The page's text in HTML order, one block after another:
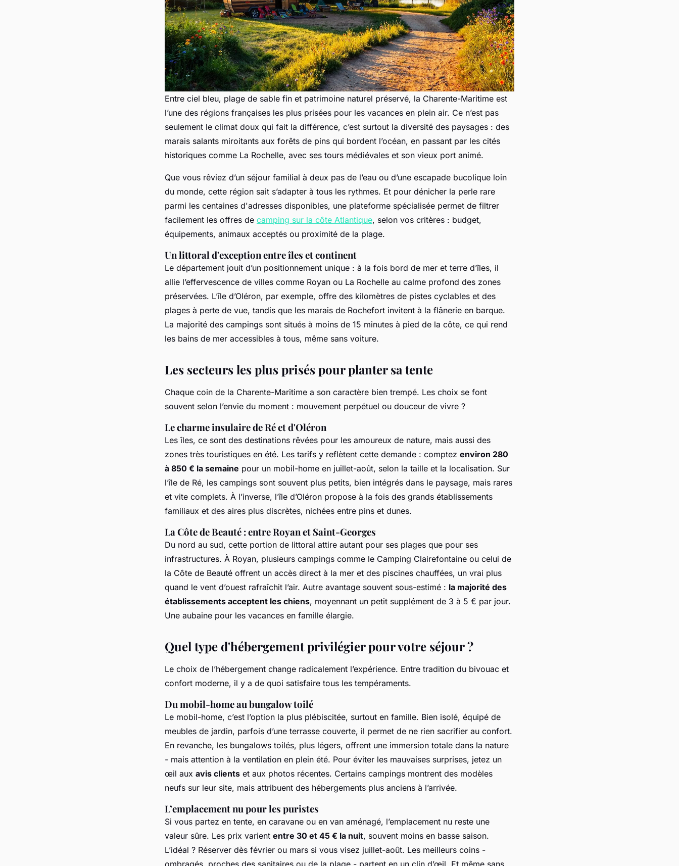
Entre ciel bleu, plage de sable fin et patrimoine naturel préservé, la Charente-Maritime est
l’une des régions françaises les plus prisées pour les vacances en plein air. Ce n’est pas
seulement le climat doux qui fait la différence, c’est surtout la diversité des paysages : des
marais salants miroitants aux forêts de pins qui bordent l’océan, en passant par les cités
historiques comme La Rochelle, avec ses tours médiévales et son vieux port animé.
Que vous rêviez d’un séjour familial à deux pas de l’eau ou d’une escapade bucolique loin
du monde, cette région sait s’adapter à tous les rythmes. Et pour dénicher la perle rare
parmi les centaines d'adresses disponibles, une plateforme spécialisée permet de filtrer
facilement les offres de camping sur la côte Atlantique, selon vos critères : budget,
équipements, animaux acceptés ou proximité de la plage.
Un littoral d'exception entre îles et continent
Le département jouit d’un positionnement unique : à la fois bord de mer et terre d’îles, il
allie l’effervescence de villes comme Royan ou La Rochelle au calme profond des zones
préservées. L’île d’Oléron, par exemple, offre des kilomètres de pistes cyclables et des
plages à perte de vue, tandis que les marais de Rochefort invitent à la flânerie en barque.
La majorité des campings sont situés à moins de 15 minutes à pied de la côte, ce qui rend
les bains de mer accessibles à tous, même sans voiture.
Les secteurs les plus prisés pour planter sa tente
Chaque coin de la Charente-Maritime a son caractère bien trempé. Les choix se font
souvent selon l’envie du moment : mouvement perpétuel ou douceur de vivre ?
Le charme insulaire de Ré et d'Oléron
Les îles, ce sont des destinations rêvées pour les amoureux de nature, mais aussi des
zones très touristiques en été. Les tarifs y reflètent cette demande : comptez environ 280
à 850 € la semaine pour un mobil-home en juillet-août, selon la taille et la localisation. Sur
l’île de Ré, les campings sont souvent plus petits, bien intégrés dans le paysage, mais rares
et vite complets. À l’inverse, l’île d’Oléron propose à la fois des grands établissements
familiaux et des aires plus discrètes, nichées entre pins et dunes.
La Côte de Beauté : entre Royan et Saint-Georges
Du nord au sud, cette portion de littoral attire autant pour ses plages que pour ses
infrastructures. À Royan, plusieurs campings comme le Camping Clairefontaine ou celui de
la Côte de Beauté offrent un accès direct à la mer et des piscines chauffées, un vrai plus
quand le vent d’ouest rafraîchit l’air. Autre avantage souvent sous-estimé : la majorité des
établissements acceptent les chiens, moyennant un petit supplément de 3 à 5 € par jour.
Une aubaine pour les vacances en famille élargie.
Quel type d'hébergement privilégier pour votre séjour ?
Le choix de l’hébergement change radicalement l’expérience. Entre tradition du bivouac et
confort moderne, il y a de quoi satisfaire tous les tempéraments.
Du mobil-home au bungalow toilé
Le mobil-home, c’est l’option la plus plébiscitée, surtout en famille. Bien isolé, équipé de
meubles de jardin, parfois d’une terrasse couverte, il permet de ne rien sacrifier au confort.
En revanche, les bungalows toilés, plus légers, offrent une immersion totale dans la nature
- mais attention à la ventilation en plein été. Pour éviter les mauvaises surprises, jetez un
œil aux avis clients et aux photos récentes. Certains campings montrent des modèles
neufs sur leur site, mais attribuent des hébergements plus anciens à l’arrivée.
L’emplacement nu pour les puristes
Si vous partez en tente, en caravane ou en van aménagé, l’emplacement nu reste une
valeur sûre. Les prix varient entre 30 et 45 € la nuit, souvent moins en basse saison.
L’idéal ? Réserver dès février ou mars si vous visez juillet-août. Les meilleurs coins -